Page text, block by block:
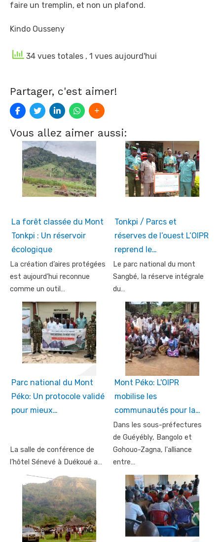
faire un tremplin, et non un plafond.
Kindo Ousseny
34 vues totales , 1 vues aujourd'hui
Partager, c'est aimer!
Vous allez aimer aussi:
La forêt classée du Mont
Tonkpi : Un réservoir
écologique
La création d’aires protégées
est aujourd’hui reconnue
comme un outil…
Tonkpi / Parcs et
réserves de l’ouest L’OIPR
reprend le…
Le parc national du mont
Sangbé, la réserve intégrale
du…
Parc national du Mont
Péko: Un protocole validé
pour mieux…
La salle de conférence de
l’hôtel Sénevé à Duékoué a…
Mont Péko: L'OIPR
mobilise les
communautés pour la…
Dans les sous-préfectures
de Guéyébly, Bangolo et
Gohouo-Zagna, l'alliance
entre…